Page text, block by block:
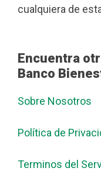
cualquiera de
Encuentra
Banco
Sobre Nosotros
Política de
Terminos del